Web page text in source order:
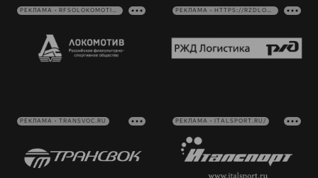
РЕКЛАМА • RFSOLOKOMOTIV.RU РЕКЛАМА • HTTPS://RZDLOG.RU/
РЕКЛАМА • TRANSVOC.RU РЕКЛАМА • ITALSPORT.RU/